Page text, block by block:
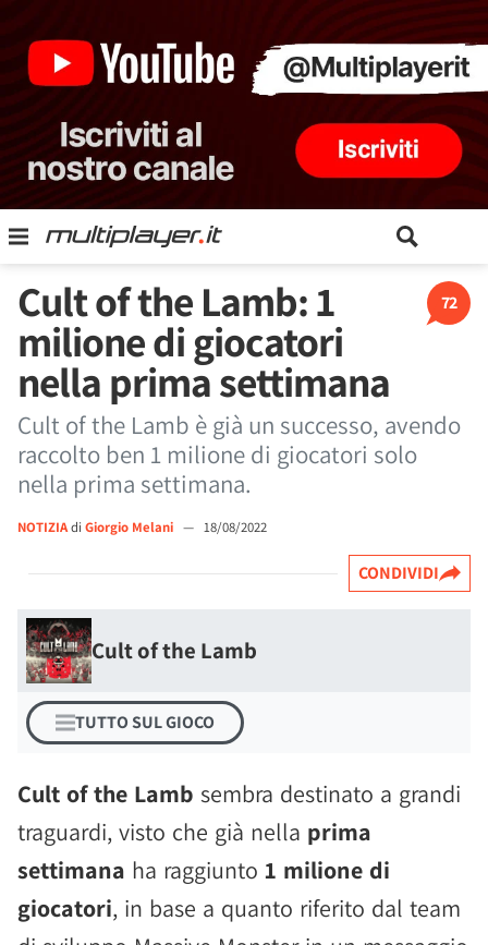
72
Cult of the Lamb: 1
milione di giocatori
nella prima settimana
Cult of the Lamb è già un successo, avendo
raccolto ben 1 milione di giocatori solo
nella prima settimana.
NOTIZIAdi Giorgio Melani — 18/08/2022
CONDIVIDI
Cult of the Lamb
TUTTO SUL GIOCO
Cult of the Lamb sembra destinato a grandi
traguardi, visto che già nella prima
settimana ha raggiunto 1 milione di
giocatori, in base a quanto riferito dal team